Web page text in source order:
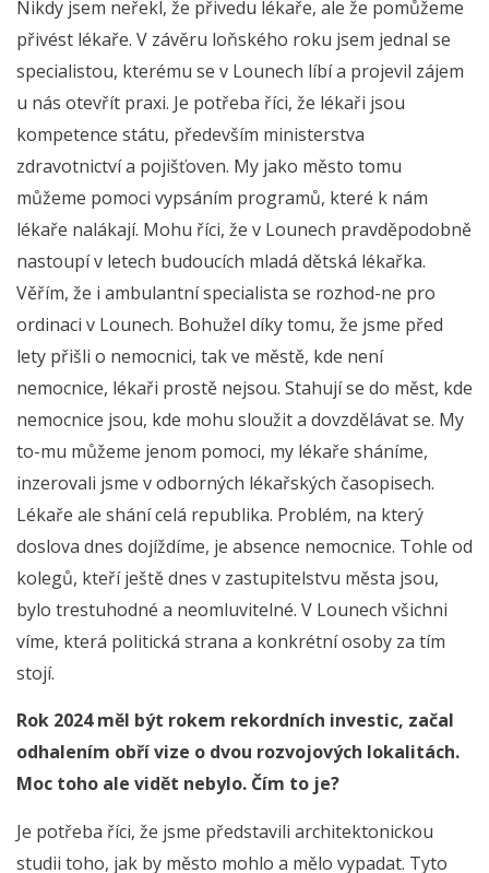
Nikdy jsem neřekl, že přivedu lékaře, ale že pomůžeme
přivést lékaře. V závěru loňského roku jsem jednal se
specialistou, kterému se v Lounech líbí a projevil zájem
u nás otevřít praxi. Je potřeba říci, že lékaři jsou
kompetence státu, především ministerstva
zdravotnictví a pojišťoven. My jako město tomu
můžeme pomoci vypsáním programů, které k nám
lékaře nalákají. Mohu říci, že v Lounech pravděpodobně
nastoupí v letech budoucích mladá dětská lékařka.
Věřím, že i ambulantní specialista se rozhod-ne pro
ordinaci v Lounech. Bohužel díky tomu, že jsme před
lety přišli o nemocnici, tak ve městě, kde není
nemocnice, lékaři prostě nejsou. Stahují se do měst, kde
nemocnice jsou, kde mohu sloužit a dovzdělávat se. My
to-mu můžeme jenom pomoci, my lékaře sháníme,
inzerovali jsme v odborných lékařských časopisech.
Lékaře ale shání celá republika. Problém, na který
doslova dnes dojíždíme, je absence nemocnice. Tohle od
kolegů, kteří ještě dnes v zastupitelstvu města jsou,
bylo trestuhodné a neomluvitelné. V Lounech všichni
víme, která politická strana a konkrétní osoby za tím
stojí.
Rok 2024 měl být rokem rekordních investic, začal
odhalením obří vize o dvou rozvojových lokalitách.
Moc toho ale vidět nebylo. Čím to je?
Je potřeba říci, že jsme představili architektonickou
studii toho, jak by město mohlo a mělo vypadat. Tyto